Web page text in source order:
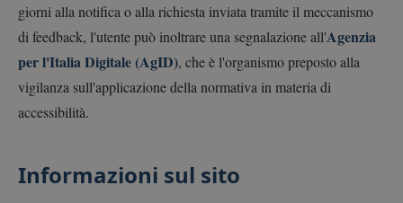
giorni alla notifica o alla richiesta inviata tramite il meccanismo
di feedback, l'utente può inoltrare una segnalazione all'Agenzia
per l'Italia Digitale (AgID), che è l'organismo preposto alla
vigilanza sull'applicazione della normativa in materia di
accessibilità.
Informazioni sul sito
Provider /
Dominio
CookieScriptConsent
CookieScript
.paoloberro.it
4
settimane
2 giorni
Questo